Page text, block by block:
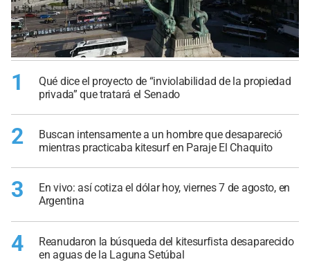
1
Qué dice el proyecto de “inviolabilidad de la propiedad
privada” que tratará el Senado
2
Buscan intensamente a un hombre que desapareció
mientras practicaba kitesurf en Paraje El Chaquito
3
En vivo: así cotiza el dólar hoy, viernes 7 de agosto, en
Argentina
4
Reanudaron la búsqueda del kitesurfista desaparecido
en aguas de la Laguna Setúbal